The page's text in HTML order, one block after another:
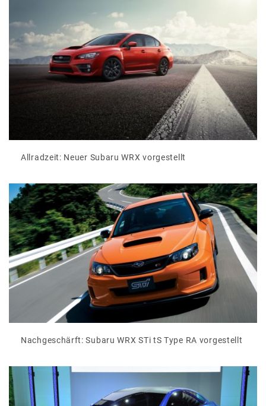
Allradzeit: Neuer Subaru WRX vorgestellt
Nachgeschärft: Subaru WRX STi tS Type RA vorgestellt